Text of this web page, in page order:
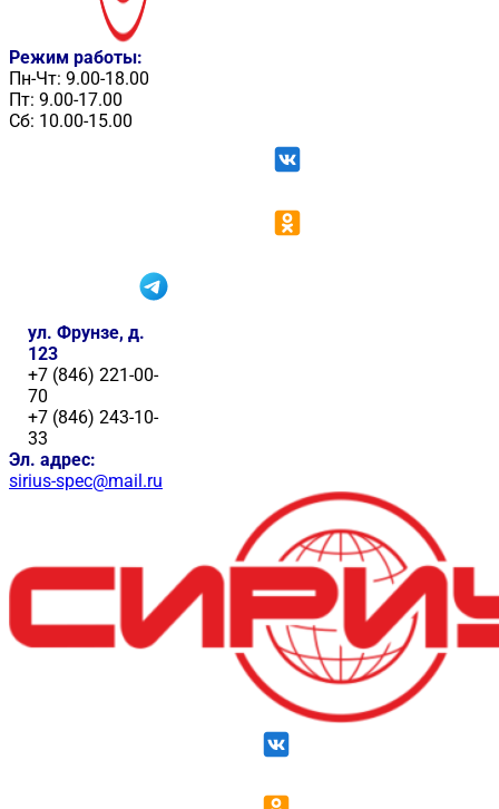
Режим работы:
Пн-Чт: 9.00-18.00
Пт: 9.00-17.00
Сб: 10.00-15.00
ул. Фрунзе, д.
123
+7 (846) 221-00-
70
+7 (846) 243-10-
33
Эл. адрес:
sirius-spec@mail.ru